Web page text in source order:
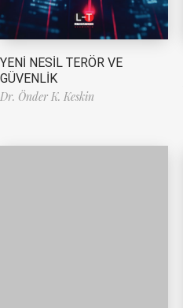
YENİ NESİL TERÖR VE
GÜVENLİK
Dr. Önder K. Keskin